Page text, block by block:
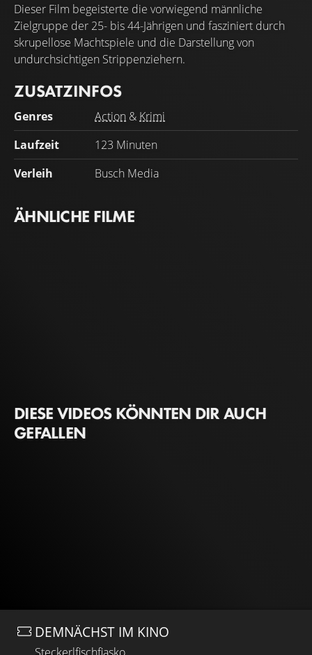
Dieser Film begeisterte die vorwiegend männliche
Zielgruppe der 25- bis 44-Jährigen und fasziniert durch
skrupellose Machtspiele und die Darstellung von
undurchsichtigen Strippenziehern.
ZUSATZINFOS
Genres Action & Krimi
Laufzeit
123 Minuten
Verleih
Busch Media
ÄHNLICHE FILME
DIESE VIDEOS KÖNNTEN DIR AUCH
GEFALLEN
DEMNÄCHST IM KINO